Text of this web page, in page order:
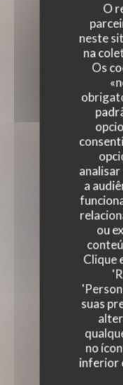
O
neste
na
Os
analisar
a
ou
Clique
suas
no
inferior